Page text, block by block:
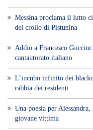
Messina proclama il lutto
del crollo di Pistunina
Addio a Francesco
cantautorato italiano
L’incubo infinito dei
rabbia dei residenti
Una poesia per
giovane vittima